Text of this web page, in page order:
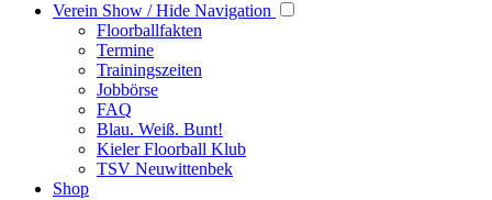
Verein Show / Hide Navigation
Floorballfakten
Termine
Trainingszeiten
Jobbörse
FAQ
Blau. Weiß. Bunt!
Kieler Floorball Klub
TSV Neuwittenbek
Shop